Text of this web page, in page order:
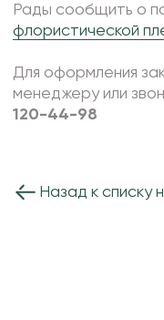
Свечи
Изделия из металла
Сухоцветы
Рады сообщить о
флористической
Для оформления
менеджеру или
120-44-98
Назад к списку